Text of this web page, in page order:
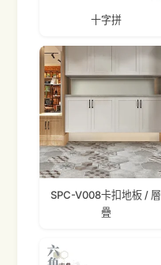
十字拼
SPC-V008卡扣地板 / 層
疊